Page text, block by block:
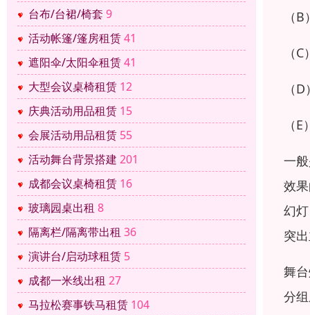
台布/台裙/椅套 9
活动帐篷/篷房租赁41
遮阳伞/太阳伞租赁41
大型会议桌椅租赁 12
庆典活动用品租赁 15
会展活动用品租赁 55
活动舞台背景搭建 201
成都会议桌椅租赁 16
玻璃园桌出租 8
隔离栏/隔离带出租 36
演讲台/启动球租赁 5
成都一米线出租 27
马拉松赛事铁马租赁 104
（
（
（
（
一
效
幻
突
舞
分